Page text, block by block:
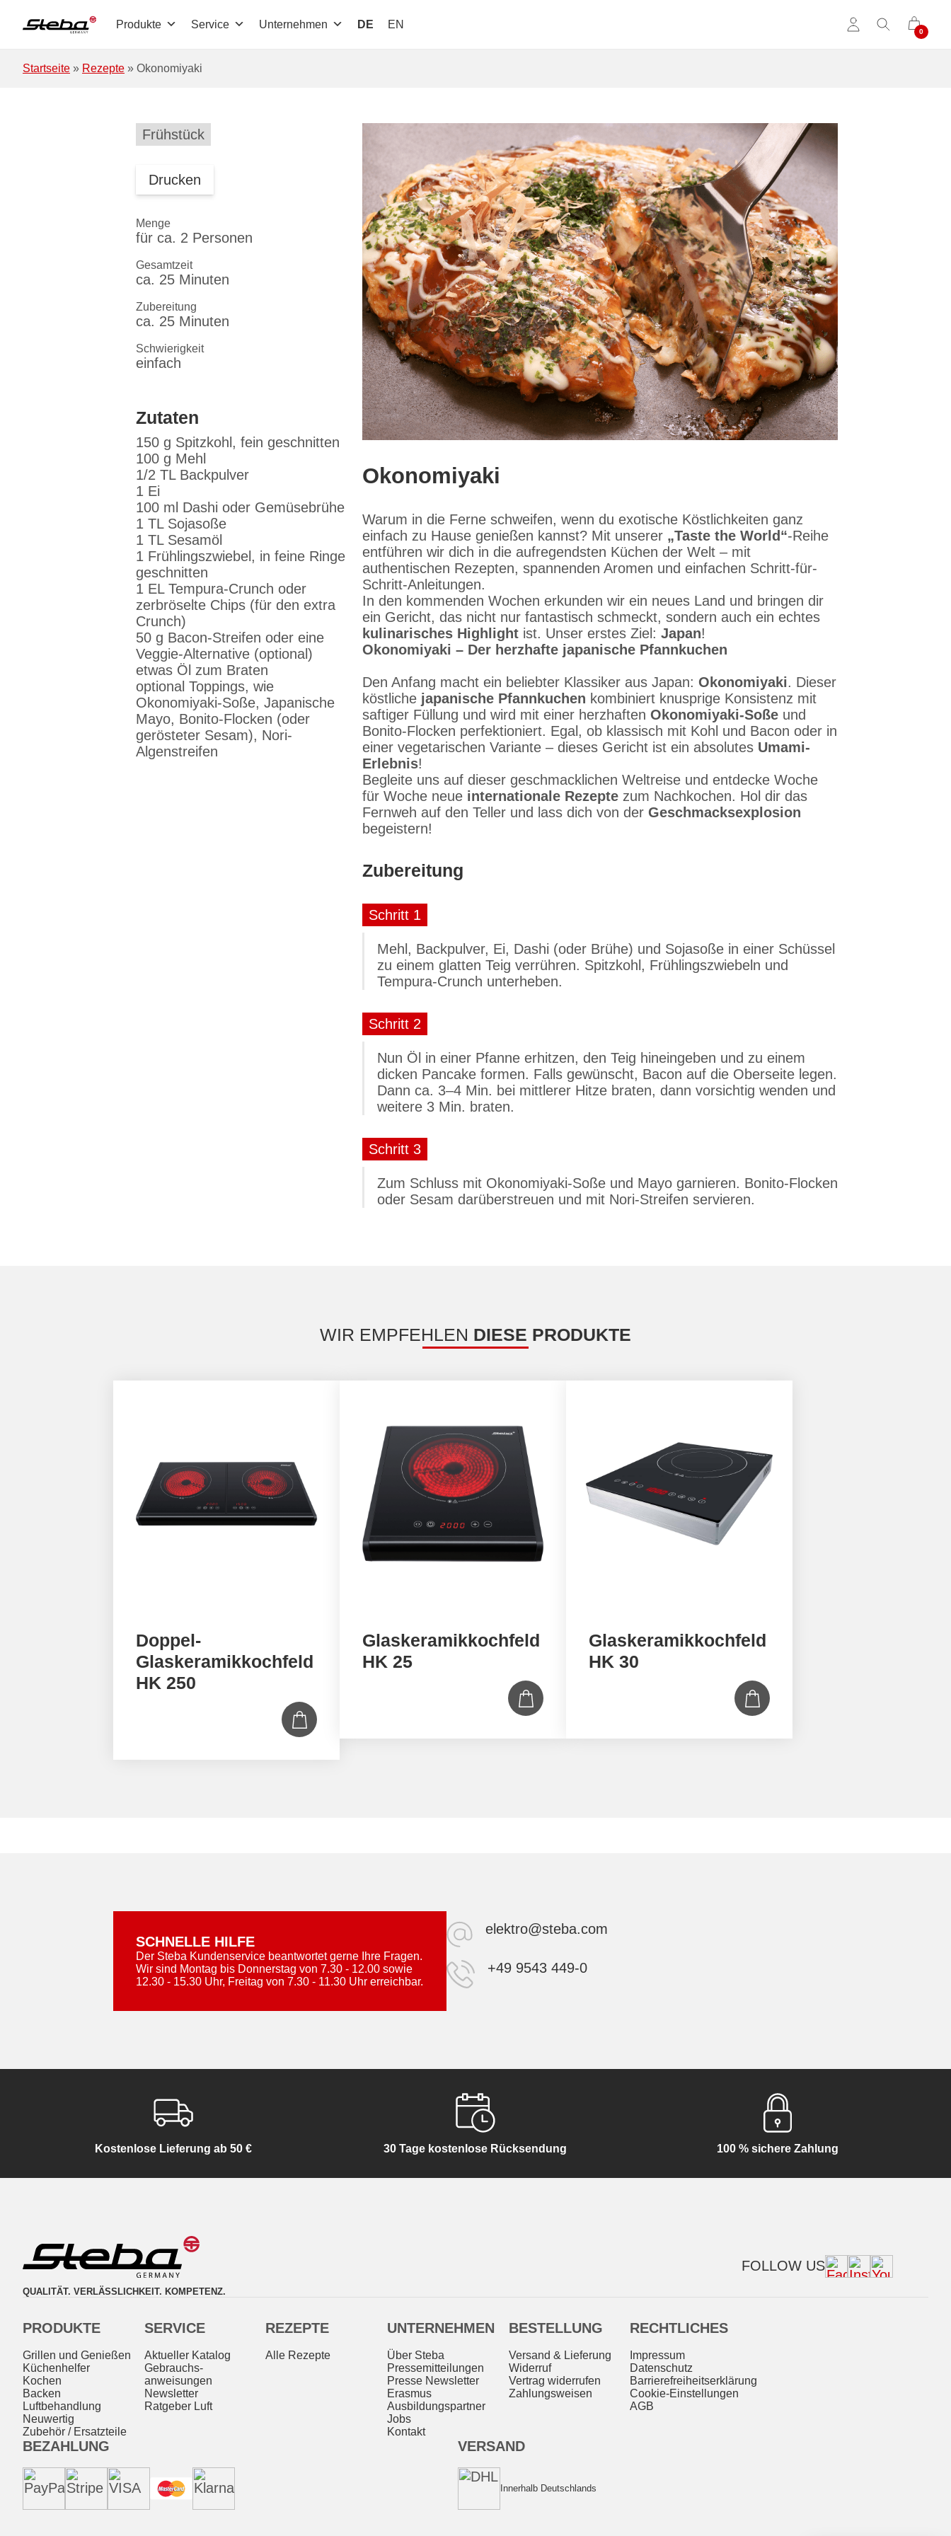
Produkte Service Unternehmen DE EN
Startseite » Rezepte » Okonomiyaki
Okonomiyaki
Warum in die Ferne schweifen, wenn du exotische Köstlichkeiten ganz
einfach zu Hause genießen kannst? Mit unserer „Taste the World“-Reihe
entführen wir dich in die aufregendsten Küchen der Welt – mit
authentischen Rezepten, spannenden Aromen und einfachen Schritt-für-
Schritt-Anleitungen.
In den kommenden Wochen erkunden wir ein neues Land und bringen dir
ein Gericht, das nicht nur fantastisch schmeckt, sondern auch ein echtes
kulinarisches Highlight ist. Unser erstes Ziel: Japan!
Okonomiyaki – Der herzhafte japanische Pfannkuchen
Den Anfang macht ein beliebter Klassiker aus Japan: Okonomiyaki. Dieser
köstliche japanische Pfannkuchen kombiniert knusprige Konsistenz mit
saftiger Füllung und wird mit einer herzhaften Okonomiyaki-Soße und
Bonito-Flocken perfektioniert. Egal, ob klassisch mit Kohl und Bacon oder in
einer vegetarischen Variante – dieses Gericht ist ein absolutes Umami-
Erlebnis!
Begleite uns auf dieser geschmacklichen Weltreise und entdecke Woche
für Woche neue internationale Rezepte zum Nachkochen. Hol dir das
Fernweh auf den Teller und lass dich von der Geschmacksexplosion
begeistern!
Zubereitung
Schritt 1
Mehl, Backpulver, Ei, Dashi (oder Brühe) und Sojasoße in einer Schüssel
zu einem glatten Teig verrühren. Spitzkohl, Frühlingszwiebeln und
Tempura-Crunch unterheben.
Schritt 2
Nun Öl in einer Pfanne erhitzen, den Teig hineingeben und zu einem
dicken Pancake formen. Falls gewünscht, Bacon auf die Oberseite legen.
Dann ca. 3–4 Min. bei mittlerer Hitze braten, dann vorsichtig wenden und
weitere 3 Min. braten.
Schritt 3
Zum Schluss mit Okonomiyaki-Soße und Mayo garnieren. Bonito-Flocken
oder Sesam darüberstreuen und mit Nori-Streifen servieren.
Frühstück
Drucken
Menge
für ca. 2 Personen
Gesamtzeit
ca. 25 Minuten
Zubereitung
ca. 25 Minuten
Schwierigkeit
einfach
Zutaten
150 g Spitzkohl, fein geschnitten
100 g Mehl
1/2 TL Backpulver
1 Ei
100 ml Dashi oder Gemüsebrühe
1 TL Sojasoße
1 TL Sesamöl
1 Frühlingszwiebel, in feine Ringe
geschnitten
1 EL Tempura-Crunch oder
zerbröselte Chips (für den extra
Crunch)
50 g Bacon-Streifen oder eine
Veggie-Alternative (optional)
etwas Öl zum Braten
optional Toppings, wie
Okonomiyaki-Soße, Japanische
Mayo, Bonito-Flocken (oder
gerösteter Sesam), Nori-
Algenstreifen
WIR EMPFEHLEN DIESE PRODUKTE
Doppel-
Glaskeramikkochfeld
HK 250
Glaskeramikkochfeld
HK 25
Glaskeramikkochfeld
HK 30
SCHNELLE HILFE
Der Steba Kundenservice beantwortet gerne Ihre Fragen.
Wir sind Montag bis Donnerstag von 7.30 - 12.00 sowie
12.30 - 15.30 Uhr, Freitag von 7.30 - 11.30 Uhr erreichbar.
elektro@steba.com
+49 9543 449-0
Kostenlose Lieferung ab 50 € 30 Tage kostenlose Rücksendung 100 % sichere Zahlung
QUALITÄT. VERLÄSSLICHKEIT. KOMPETENZ.
FOLLOW US
PRODUKTE
Grillen und Genießen
Küchenhelfer
Kochen
Backen
Luftbehandlung
Neuwertig
Zubehör / Ersatzteile
SERVICE
Aktueller Katalog
Gebrauchs­
anweisungen
Newsletter
Ratgeber Luft
REZEPTE
Alle Rezepte
UNTERNEHMEN
Über Steba
Pressemitteilungen
Presse Newsletter
Erasmus
Ausbildungspartner
Jobs
Kontakt
BESTELLUNG
Versand & Lieferung
Widerruf
Vertrag widerrufen
Zahlungsweisen
RECHTLICHES
Impressum
Datenschutz
Barrierefreiheitserklärung
Cookie-Einstellungen
AGB
BEZAHLUNG VERSAND
Innerhalb Deutschlands